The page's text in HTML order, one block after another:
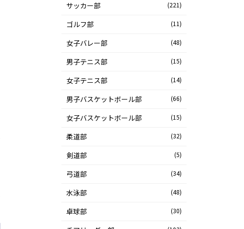
サッカー部 (221)
ゴルフ部 (11)
女子バレー部 (48)
男子テニス部 (15)
女子テニス部 (14)
男子バスケットボール部 (66)
女子バスケットボール部 (15)
柔道部 (32)
剣道部 (5)
弓道部 (34)
水泳部 (48)
卓球部 (30)